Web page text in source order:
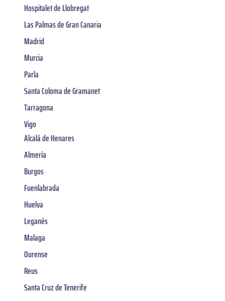
Hospitalet de Llobregat
Las Palmas de Gran Canaria
Madrid
Murcia
Parla
Santa Coloma de Gramanet
Tarragona
Vigo
Alcalá de Henares
Almería
Burgos
Fuenlabrada
Huelva
Leganés
Malaga
Ourense
Reus
Santa Cruz de Tenerife